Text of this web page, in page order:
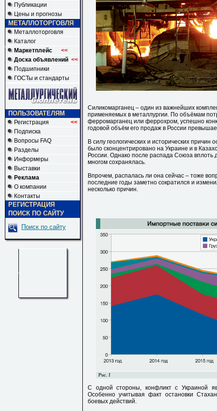
Публикации
Цены и прогнозы
МЕТАЛЛОТОРГОВЛЯ
Металлоторговля
Каталог
Маркетплейс
<<
Доска объявлений <<
Подшипники
ГОСТы и стандарты
ПОЛЬЗОВАТЕЛЯМ
Регистрация <<
Подписка
Вопросы FAQ
Разделы
Информеры
Выставки
Реклама
О компании
Контакты
РЕГИСТРАЦИЯ
ПОИСК ПО САЙТУ
Поиск по сайту
Силикомарганец – один из важнейших
применяемых в металлургии. По объёмам
ферромарганец или феррохром, успешно
годовой объём его продаж в России
В силу геологических и исторических
было сконцентрировано на Украине и в
России. Однако после распада Союза
многом сохранялась.
Впрочем, распалась ли она сейчас – тоже
последние годы заметно сократился и
несколько причин.
С одной стороны, конфликт с Украиной
Особенно учитывая факт остановки
боевых действий.